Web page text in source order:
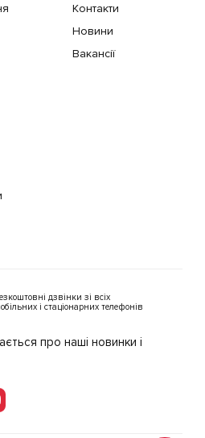
Контакти
Новини
Вакансії
дзвінки зі всіх
і стаціонарних телефонів
про наші новинки і